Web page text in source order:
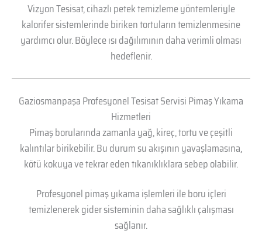
Vizyon Tesisat, cihazlı petek temizleme yöntemleriyle
kalorifer sistemlerinde biriken tortuların temizlenmesine
yardımcı olur. Böylece ısı dağılımının daha verimli olması
hedeflenir.
Gaziosmanpaşa Profesyonel Tesisat Servisi Pimaş Yıkama
Hizmetleri
Pimaş borularında zamanla yağ, kireç, tortu ve çeşitli
kalıntılar birikebilir. Bu durum su akışının yavaşlamasına,
kötü kokuya ve tekrar eden tıkanıklıklara sebep olabilir.
Profesyonel pimaş yıkama işlemleri ile boru içleri
temizlenerek gider sisteminin daha sağlıklı çalışması
sağlanır.